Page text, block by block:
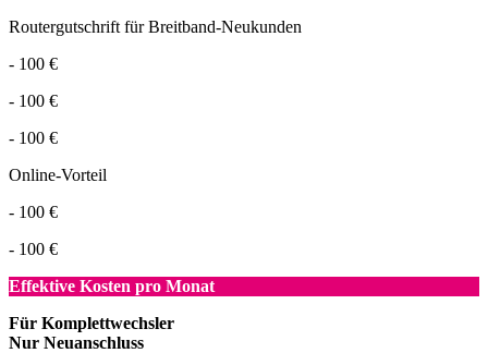
Routergutschrift für Breitband-Neukunden
- 100 €
- 100 €
- 100 €
Online-Vorteil
- 100 €
- 100 €
Effektive Kosten pro Monat
Für Komplettwechsler
Nur Neuanschluss